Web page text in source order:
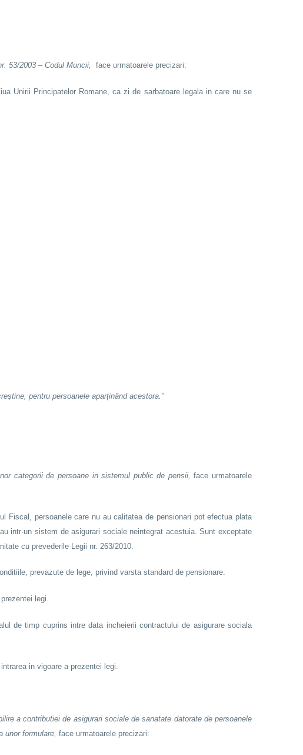
53/2003 – Codul Muncii, face urmatoarele precizari:
Unirii Principatelor Romane, ca zi de sarbatoare legala in care nu se
pentru persoanele aparținând acestora.”
categorii de persoane in sistemul public de pensii,face urmatoarele
Fiscal, persoanele care nu au calitatea de pensionari pot efectua plata
intr-un sistem de asigurari sociale neintegrat acestuia. Sunt exceptate
cu prevederile Legii nr. 263/2010.
prevazute de lege, privind varsta standard de pensionare.
legi.
de timp cuprins intre data incheierii contractului de asigurare sociala
in vigoare a prezentei legi.
a contributiei de asigurari sociale de sanatate datorate de persoanele
unor formulare, face urmatoarele precizari: